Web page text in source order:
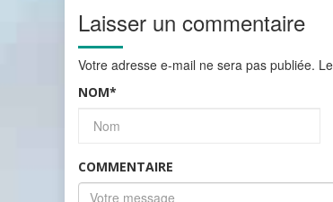
Laisser un commentaire
Votre adresse e-mail ne sera pas publiée.
NOM*
COMMENTAIRE